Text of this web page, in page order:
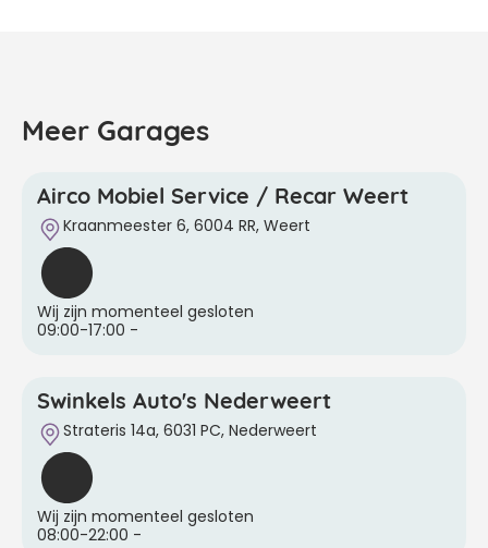
Meer Garages
Airco Mobiel Service / Recar Weert
Kraanmeester 6, 6004 RR, Weert
Wij zijn momenteel gesloten
09:00-17:00 -
Swinkels Auto's Nederweert
Strateris 14a, 6031 PC, Nederweert
Wij zijn momenteel gesloten
08:00-22:00 -